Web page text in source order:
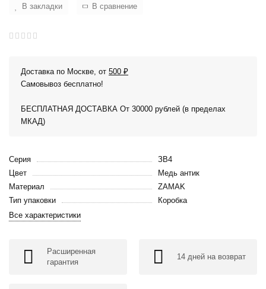
В закладки В сравнение
Доставка по Москве, от 500 ₽
Самовывоз бесплатно!
БЕСПЛАТНАЯ ДОСТАВКА От 30000 рублей (в пределах
МКАД)
Серия
ЗВ4
Цвет
Медь антик
Материал
ZAMAK
Тип упаковки
Коробка
Все характеристики
Расширенная
гарантия
14 дней на возврат